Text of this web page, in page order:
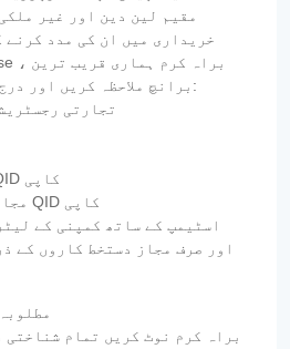
مقیم لین دین اور غیر
خریداری میں ان کی مدد کرنے
برانچ ملاحظہ کریں اور درج ذیل دستاویزات لائیں:
- تجارتی
- شیئردارک (ے) درست QID کاپی
- مجاز شخص (زبانیں) درست QID کاپی
اور صرف مجاز دستخط کاروں کے
براہ کرم نوٹ کریں تمام